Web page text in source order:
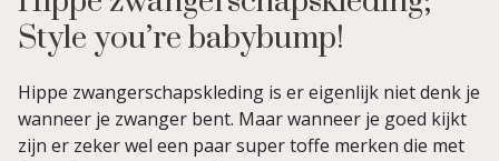
Style you’re babybump!
Hippe zwangerschapskleding is er eigenlijk niet denk je
wanneer je zwanger bent. Maar wanneer je goed kijkt
zijn er zeker wel een paar super toffe merken die met